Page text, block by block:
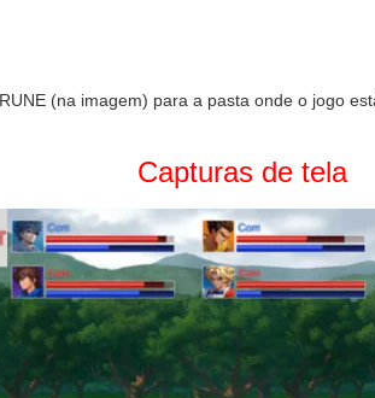
(na imagem) para a pasta onde o jogo
Capturas de tela